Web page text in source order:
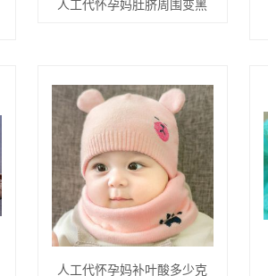
人工代怀孕妈肚脐周围变黑
人工代怀孕妈补叶酸多少克